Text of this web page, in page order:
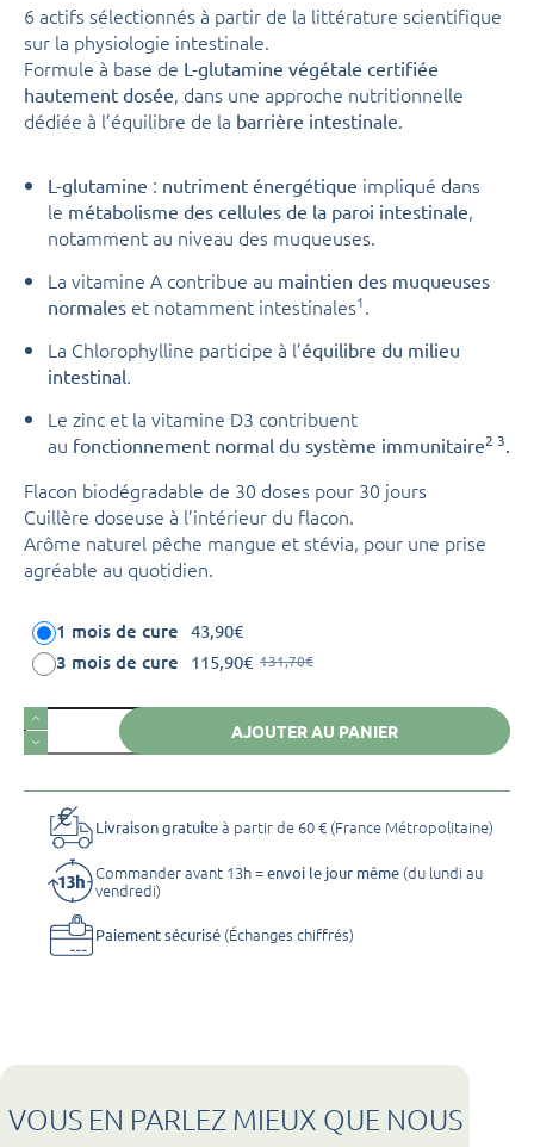
6 actifs sélectionnés à partir de la littérature scientifique
sur la physiologie intestinale.
Formule à base de L-glutamine végétale certifiée
hautement dosée, dans une approche nutritionnelle
dédiée à l’équilibre de la barrière intestinale.
L-glutamine : nutriment énergétique impliqué dans
le métabolisme des cellules de la paroi intestinale,
notamment au niveau des muqueuses.
La vitamine A contribue au maintien des muqueuses
normales et notamment intestinales1.
La Chlorophylline participe à l’équilibre du milieu
intestinal.
Le zinc et la vitamine D3 contribuent
au fonctionnement normal du système immunitaire2 3
Flacon biodégradable de 30 doses pour 30 jours
Cuillère doseuse à l’intérieur du flacon.
Arôme naturel pêche mangue et stévia, pour une prise
agréable au quotidien.
1 mois de cure 43,90€
3 mois de cure 131,70€
Le
était :
115,90€Le
est :
quantité
de
AJOUTER AU PANIER
Livraison gratuiteà partir de 60 € (France Métropolitaine)
Commander avant 13h =envoi le jour même (du lundi au
vendredi)
Paiement sécurisé (Échanges chiffrés)
VOUS EN PARLEZ MIEUX QUE NOUS